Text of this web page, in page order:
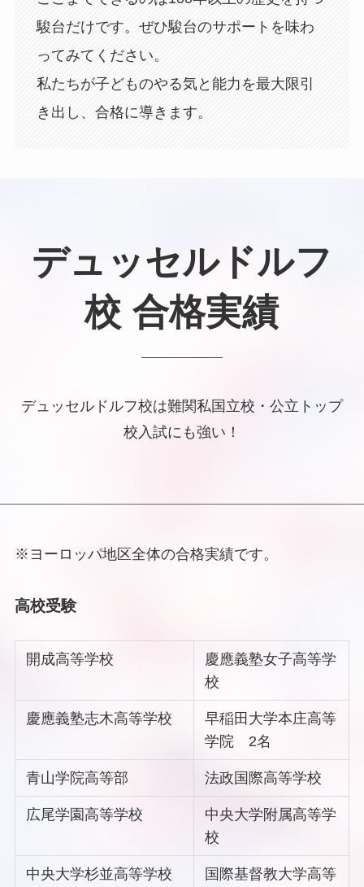
駿台だけです。ぜひ駿台のサポートを味わ
ってみてください。
私たちが子どものやる気と能力を最大限引
き出し、合格に導きます。
デュッセルドルフ
校 合格実績
デュッセルドルフ校は難関私国立校・公立トップ
校入試にも強い！
※ヨーロッパ地区全体の合格実績です。
高校受験
開成高等学校
慶應義塾女子高等学
校
慶應義塾志木高等学校
早稲田大学本庄高等
学院 2名
青山学院高等部 法政国際高等学校
広尾学園高等学校
中央大学附属高等学
校
中央大学杉並高等学校
国際基督教大学高等